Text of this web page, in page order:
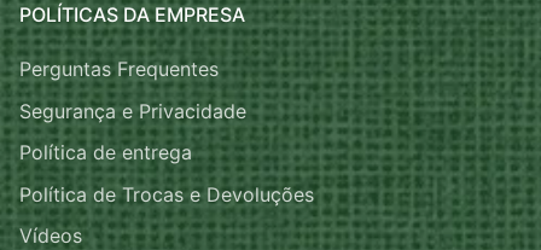
POLÍTICAS DA EMPRESA
Perguntas Frequentes
Segurança e Privacidade
Política de entrega
Política de Trocas e Devoluções
Vídeos